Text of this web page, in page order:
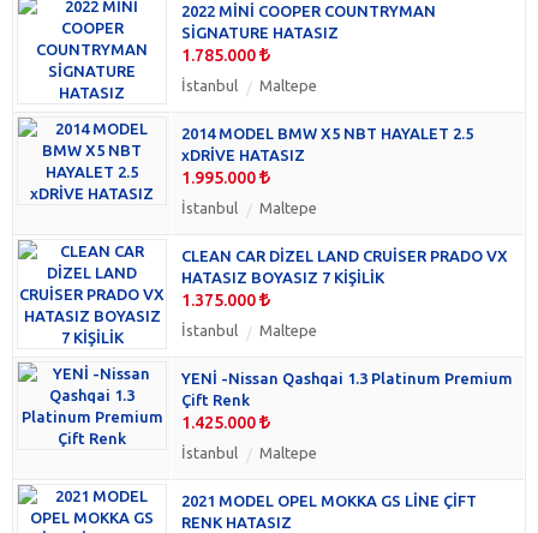
Alfa Romeo
Aston Martin (0)
Bentley (0)
Cadillac (0)
Chery (0)
Chrysler (0)
Cupra (0)
D'S Automobiles (0)
Dacia (0)
Daewoo (0)
Daihatsu (0)
DFM (0)
DFSK (0)
Ferrari (0)
Fiat (0)
2022 MİNİ COOPER COUNTRYMAN
SİGNATURE HATASIZ
1.785.000
İstanbul Maltepe
2014 MODEL BMW X5 NBT HAYALET 2.5
xDRİVE HATASIZ
1.995.000
İstanbul Maltepe
CLEAN CAR DİZEL LAND CRUİSER PRADO VX
HATASIZ BOYASIZ 7 KİŞİLİK
1.375.000
İstanbul Maltepe
YENİ -Nissan Qashqai 1.3 Platinum Premium
Çift Renk
1.425.000
İstanbul Maltepe
2021 MODEL OPEL MOKKA GS LİNE ÇİFT
RENK HATASIZ